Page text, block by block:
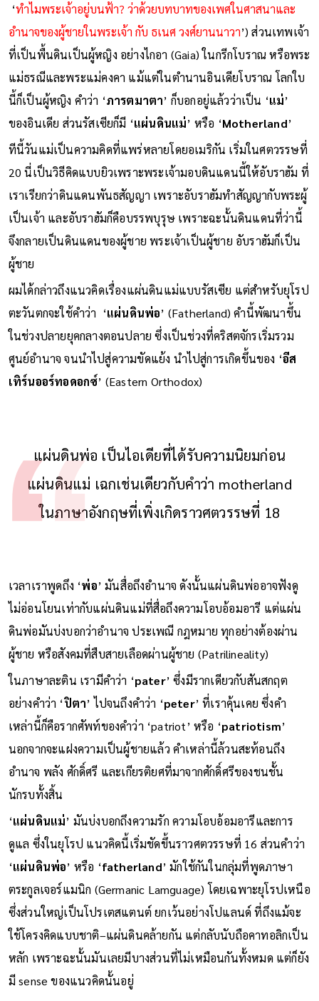
‘ทำไมพระเจ้าอยู่บนฟ้า? ว่าด้วยบทบาทของเพศในศาสนาและ
อำนาจของผู้ชายในพระเจ้า กับ ธเนศ วงศ์ยานนาวา’) ส่วนเทพเจ้า
ที่เป็นพื้นดินเป็นผู้หญิง อย่างไกอา (Gaia) ในกรีกโบราณ หรือพระ
แม่ธรณีและพระแม่คงคา แม้แต่ในตำนานอินเดียโบราณ โลกใบ
นี้ก็เป็นผู้หญิง คำว่า ‘ภารตมาตา’ ก็บอกอยู่แล้วว่าเป็น ‘แม่’
ของอินเดีย ส่วนรัสเซียก็มี ‘แผ่นดินแม่’ หรือ ‘Motherland’
ทีนี้วันแม่เป็นความคิดที่แพร่หลายโดยอเมริกัน เริ่มในศตวรรษที่
20 นี่เป็นวิธีคิดแบบยิวเพราะพระเจ้ามอบดินแดนนี้ให้อับราฮัม ที่
เราเรียกว่าดินแดนพันธสัญญา เพราะอับราฮัมทำสัญญากับพระผู้
เป็นเจ้า และอับราฮัมก็คือบรรพบุรุษ เพราะฉะนั้นดินแดนที่ว่านี้
จึงกลายเป็นดินแดนของผู้ชาย พระเจ้าเป็นผู้ชาย อับราฮัมก็เป็น
ผู้ชาย
ผมได้กล่าวถึงแนวคิดเรื่องแผ่นดินแม่แบบรัสเซีย แต่สำหรับยุโรป
ตะวันตกจะใช้คำว่า ‘แผ่นดินพ่อ’ (Fatherland) คำนี้พัฒนาขึ้น
ในช่วงปลายยุคกลางตอนปลาย ซึ่งเป็นช่วงที่คริสตจักรเริ่มรวม
ศูนย์อำนาจ จนนำไปสู่ความขัดแย้ง นำไปสู่การเกิดขึ้นของ ‘อีส
เทิร์นออร์ทอดอกซ์’ (Eastern Orthodox)
แผ่นดินพ่อ เป็นไอเดียที่ได้รับความนิยมก่อน
แผ่นดินแม่ เฉกเช่นเดียวกับคำว่า motherland
ในภาษาอังกฤษที่เพิ่งเกิดราวศตวรรษที่ 18
เวลาเราพูดถึง ‘พ่อ’ มันสื่อถึงอำนาจ ดังนั้นแผ่นดินพ่ออาจฟังดู
ไม่อ่อนโยนเท่ากับแผ่นดินแม่ที่สื่อถึงความโอบอ้อมอารี แต่แผ่น
ดินพ่อมันบ่งบอกว่าอำนาจ ประเพณี กฎหมาย ทุกอย่างต้องผ่าน
ผู้ชาย หรือสังคมที่สืบสายเลือดผ่านผู้ชาย (Patrilineality)
ในภาษาละติน เรามีคำว่า ‘pater’ ซึ่งมีรากเดียวกับสันสกฤต
อย่างคำว่า ‘ปิตา’ ไปจนถึงคำว่า ‘peter’ ที่เราคุ้นเคย ซึ่งคำ
เหล่านี้ก็คือรากศัพท์ของคำว่า ‘patriot’ หรือ ‘patriotism’
นอกจากจะแฝงความเป็นผู้ชายแล้ว คำเหล่านี้ล้วนสะท้อนถึง
อำนาจ พลัง ศักดิ์ศรี และเกียรติยศที่มาจากศักดิ์ศรีของชนชั้น
นักรบทั้งสิ้น
‘แผ่นดินแม่’ มันบ่งบอกถึงความรัก ความโอบอ้อมอารีและการ
ดูแล ซึ่งในยุโรป แนวคิดนี้เริ่มชัดขึ้นราวศตวรรษที่ 16 ส่วนคำว่า
‘แผ่นดินพ่อ’ หรือ ‘fatherland’ มักใช้กันในกลุ่มที่พูดภาษา
ตระกูลเจอร์แมนิก (Germanic Lamguage) โดยเฉพาะยุโรปเหนือ
ซึ่งส่วนใหญ่เป็นโปรเตสแตนต์ ยกเว้นอย่างโปแลนด์ ที่ถึงแม้จะ
ใช้โครงคิดแบบชาติ–แผ่นดินคล้ายกัน แต่กลับนับถือคาทอลิกเป็น
หลัก เพราะฉะนั้นมันเลยมีบางส่วนที่ไม่เหมือนกันทั้งหมด แต่ก็ยัง
มี sense ของแนวคิดนั้นอยู่